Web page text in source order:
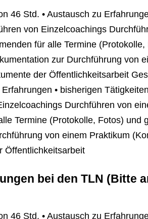
46 Std. • Austausch zu
von Einzelcoachings
für alle Termine
zur Durchführung von
der Öffentlichkeitsarbeit
• bisherigen
Durchführen von
Termine (Protokolle, Fotos) und
von einem Praktikum
Öffentlichkeitsarbeit
bei den TLN (Bitte
46 Std. • Austausch zu